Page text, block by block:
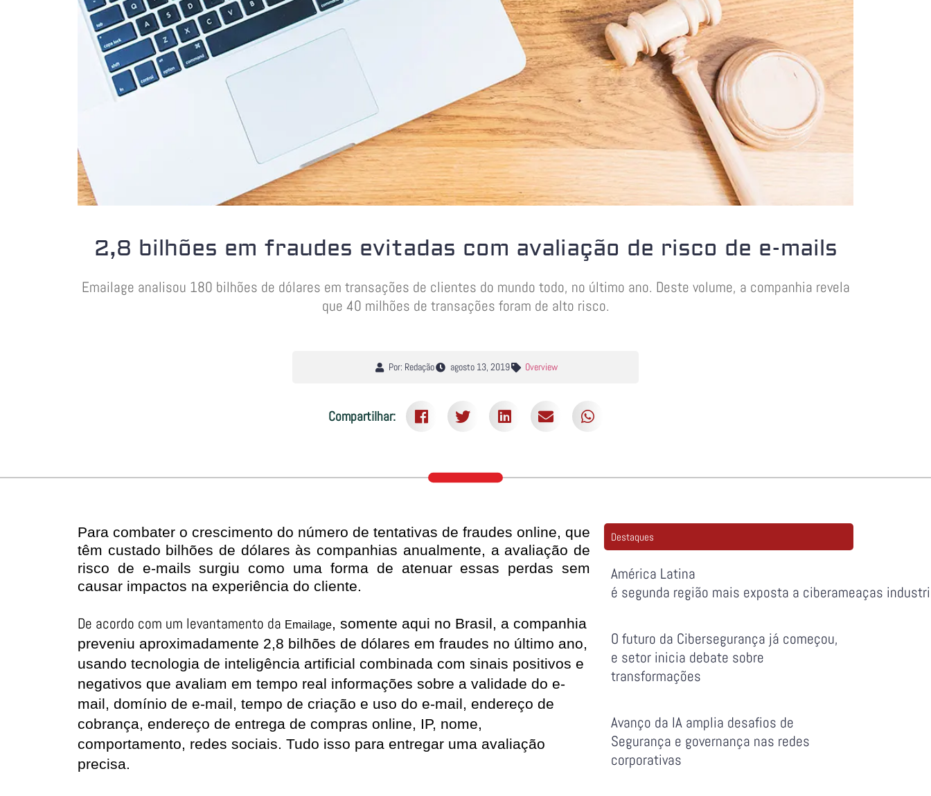
2,8 bilhões em fraudes evitadas com avaliação de risco de e-mails
Emailage analisou 180 bilhões de dólares em transações de clientes do mundo todo, no último ano. Deste volume, a companhia revela
que 40 milhões de transações foram de alto risco.
Por: Redação agosto 13, 2019 Overview
Compartilhar:
Para combater o crescimento do número de tentativas de fraudes online, que
têm custado bilhões de dólares às companhias anualmente, a avaliação de
risco de e-mails surgiu como uma forma de atenuar essas perdas sem
causar impactos na experiência do cliente.
De acordo com um levantamento da Emailage, somente aqui no Brasil, a companhia
preveniu aproximadamente 2,8 bilhões de dólares em fraudes no último ano,
usando tecnologia de inteligência artificial combinada com sinais positivos e
negativos que avaliam em tempo real informações sobre a validade do e-
mail, domínio de e-mail, tempo de criação e uso do e-mail, endereço de
cobrança, endereço de entrega de compras online, IP, nome,
comportamento, redes sociais. Tudo isso para entregar uma avaliação
precisa.
Destaques
América Latina
é segunda região mais exposta a ciberameaças
O futuro da Cibersegurança já começou,
e setor inicia debate sobre
transformações
Avanço da IA amplia desafios de
Segurança e governança nas redes
corporativas